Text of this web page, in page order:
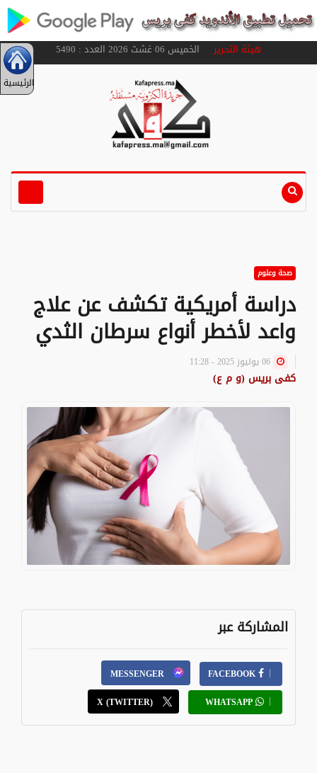
هيئة التحريرالخميس 06 غشت 2026 العدد : 5490
الرئيسية
صحة وعلوم
دراسة أمريكية تكشف عن علاج
واعد لأخطر أنواع سرطان الثدي
كفى بريس (و م ع)
المشاركة عبر
FACEBOOK
MESSENGER
WHATSAPP
X (TWITTER)